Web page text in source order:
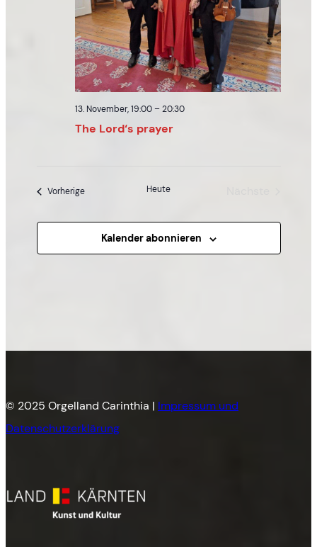
The Lord‘s prayer
13. November, 19:00–20:30
VorherigeVeranstaltungenHeute
Kalender abonnieren
© 2025 Orgelland Carinthia | Impressum und
Datenschutzerklärung